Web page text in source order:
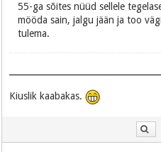
55-ga sõites nüüd sellele
mööda sain, jalgu jään ja too
tulema.
Kiuslik kaabakas.